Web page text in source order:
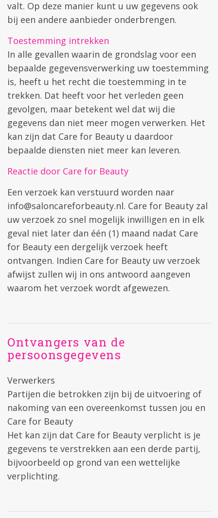
valt. Op deze manier kunt u uw gegevens ook
bij een andere aanbieder onderbrengen.
Toestemming intrekken
In alle gevallen waarin de grondslag voor een
bepaalde gegevensverwerking uw toestemming
is, heeft u het recht die toestemming in te
trekken. Dat heeft voor het verleden geen
gevolgen, maar betekent wel dat wij die
gegevens dan niet meer mogen verwerken. Het
kan zijn dat Care for Beauty u daardoor
bepaalde diensten niet meer kan leveren.
Reactie door Care for Beauty
Een verzoek kan verstuurd worden naar
info@saloncareforbeauty.nl. Care for Beauty zal
uw verzoek zo snel mogelijk inwilligen en in elk
geval niet later dan één (1) maand nadat Care
for Beauty een dergelijk verzoek heeft
ontvangen. Indien Care for Beauty uw verzoek
afwijst zullen wij in ons antwoord aangeven
waarom het verzoek wordt afgewezen.
Ontvangers van de
persoonsgegevens
Verwerkers
Partijen die betrokken zijn bij de uitvoering of
nakoming van een overeenkomst tussen jou en
Care for Beauty
Het kan zijn dat Care for Beauty verplicht is je
gegevens te verstrekken aan een derde partij,
bijvoorbeeld op grond van een wettelijke
verplichting.